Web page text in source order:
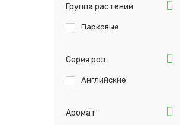
Группа растений
Парковые
Серия роз
Английские
Аромат